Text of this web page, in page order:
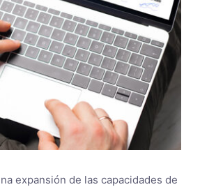
expansión de las capacidades de